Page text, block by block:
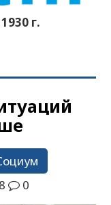
г.
0